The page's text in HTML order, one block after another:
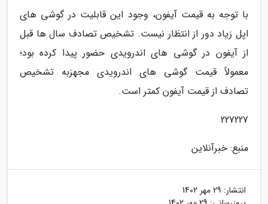
با توجه به قیمت آیفون، وجود این قابلیت در گوشی های
اپل زیاد دور از انتظار نیست. تشخیص تصادف سال ها قبل
از آیفون در گوشی های اندرویدی حضور پیدا کرده بود؛
معمولاً قیمت گوشی های اندرویدی مجهزبه تشخیص
تصادف از قیمت آیفون کمتر است.
227227
منبع: خبرآنلاین
انتشار: 29 مهر 1402